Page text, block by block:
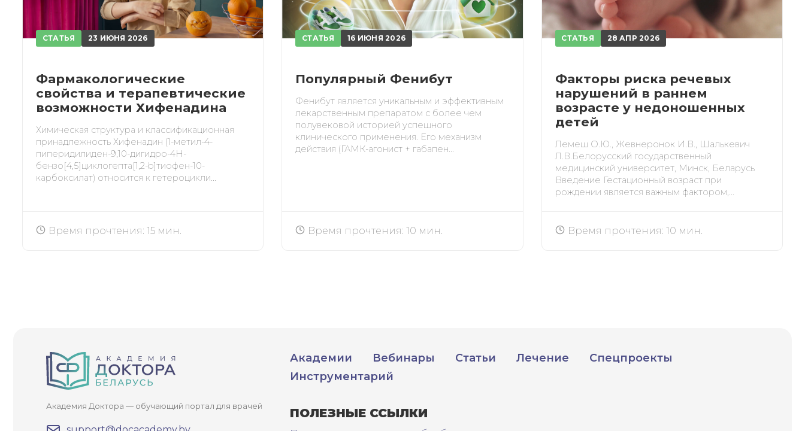
СТАТЬЯ 23 ИЮНЯ 2026
Фармакологические
свойства и терапевтические
возможности Хифенадина
Химическая структура и классификационная
принадлежность Хифенадин (1-метил-4-
пиперидилиден-9,10-дигидро-4H-
бензо[4,5]циклогепта[1,2-b]тиофен-10-
карбоксилат) относится к гетероцикли...
Время прочтения: 15 мин.
СТАТЬЯ 16 ИЮНЯ 2026
Популярный Фенибут
Фенибут является уникальным и эффективным
лекарственным препаратом с более чем
полувековой историей успешного
клинического применения. Его механизм
действия (ГАМК-агонист + габапен...
Время прочтения: 10 мин.
СТАТЬЯ 28 АПР 2026
Факторы риска речевых
нарушений в раннем
возрасте у недоношенных
детей
Лемеш О.Ю., Жевнеронок И.В., Шалькевич
Л.В.Белорусский государственный
медицинский университет, Минск, Беларусь
Введение Гестационный возраст при
рождении является важным фактором,...
Время прочтения: 10 мин.
Академия Доктора — обучающий портал для врачей
Академии Вебинары Статьи Лечение
Спецпроекты
Инструментарий
ПОЛЕЗНЫЕ ССЫЛКИ